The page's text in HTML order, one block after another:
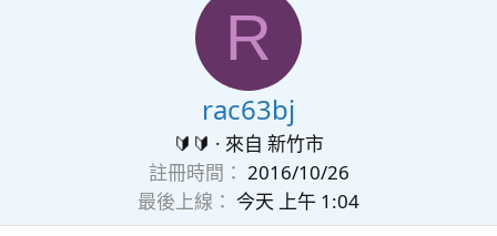
R
rac63bj
🔰🔰 · 來自 新竹市
註冊時間
2016/10/26
最後上線
今天 上午 1:04